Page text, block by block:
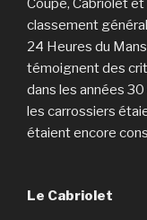
Coupé, Cabriolet
classement
24 Heures du
témoignent des
dans les années
les carrossiers
étaient encore
Le Cabriolet